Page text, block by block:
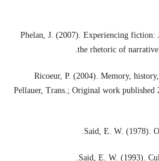
Phelan, J. (2007). Experiencing fiction:
the rhetoric of
Ricoeur, P. (2004). Memory,
Pellauer, Trans.; Original work
Said, E. W. (1978).
Said, E. W. (1993).